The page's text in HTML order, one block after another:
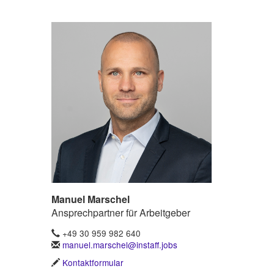
Manuel Marschel
Ansprechpartner für Arbeitgeber
+49 30 959 982 640
manuel.marschel@instaff.jobs
Kontaktformular